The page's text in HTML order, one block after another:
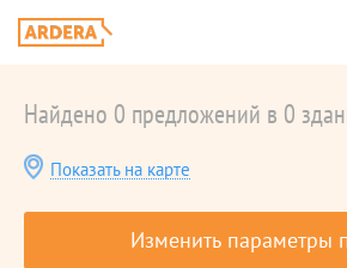
Найдено 0 предложений в 0
Показать на карте
Изменить параметры